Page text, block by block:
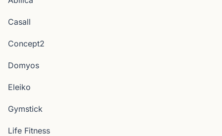
Casall
Concept2
Domyos
Eleiko
Gymstick
Life Fitness